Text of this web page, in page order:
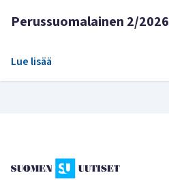
Perussuomalainen 2/2026
Lue lisää